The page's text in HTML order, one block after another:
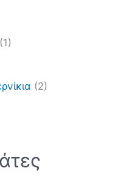
(1)
(2)